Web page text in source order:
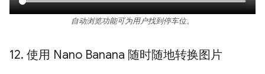
自动浏览功能可为用户找到停车位。
12. 使用 Nano Banana 随时随地转换图片